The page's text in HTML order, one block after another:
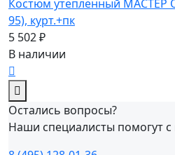
Костюм утепленный МАСТЕР
95), курт.+пк
5 502 ₽
В наличии
Остались вопросы?
Наши специалисты помогут